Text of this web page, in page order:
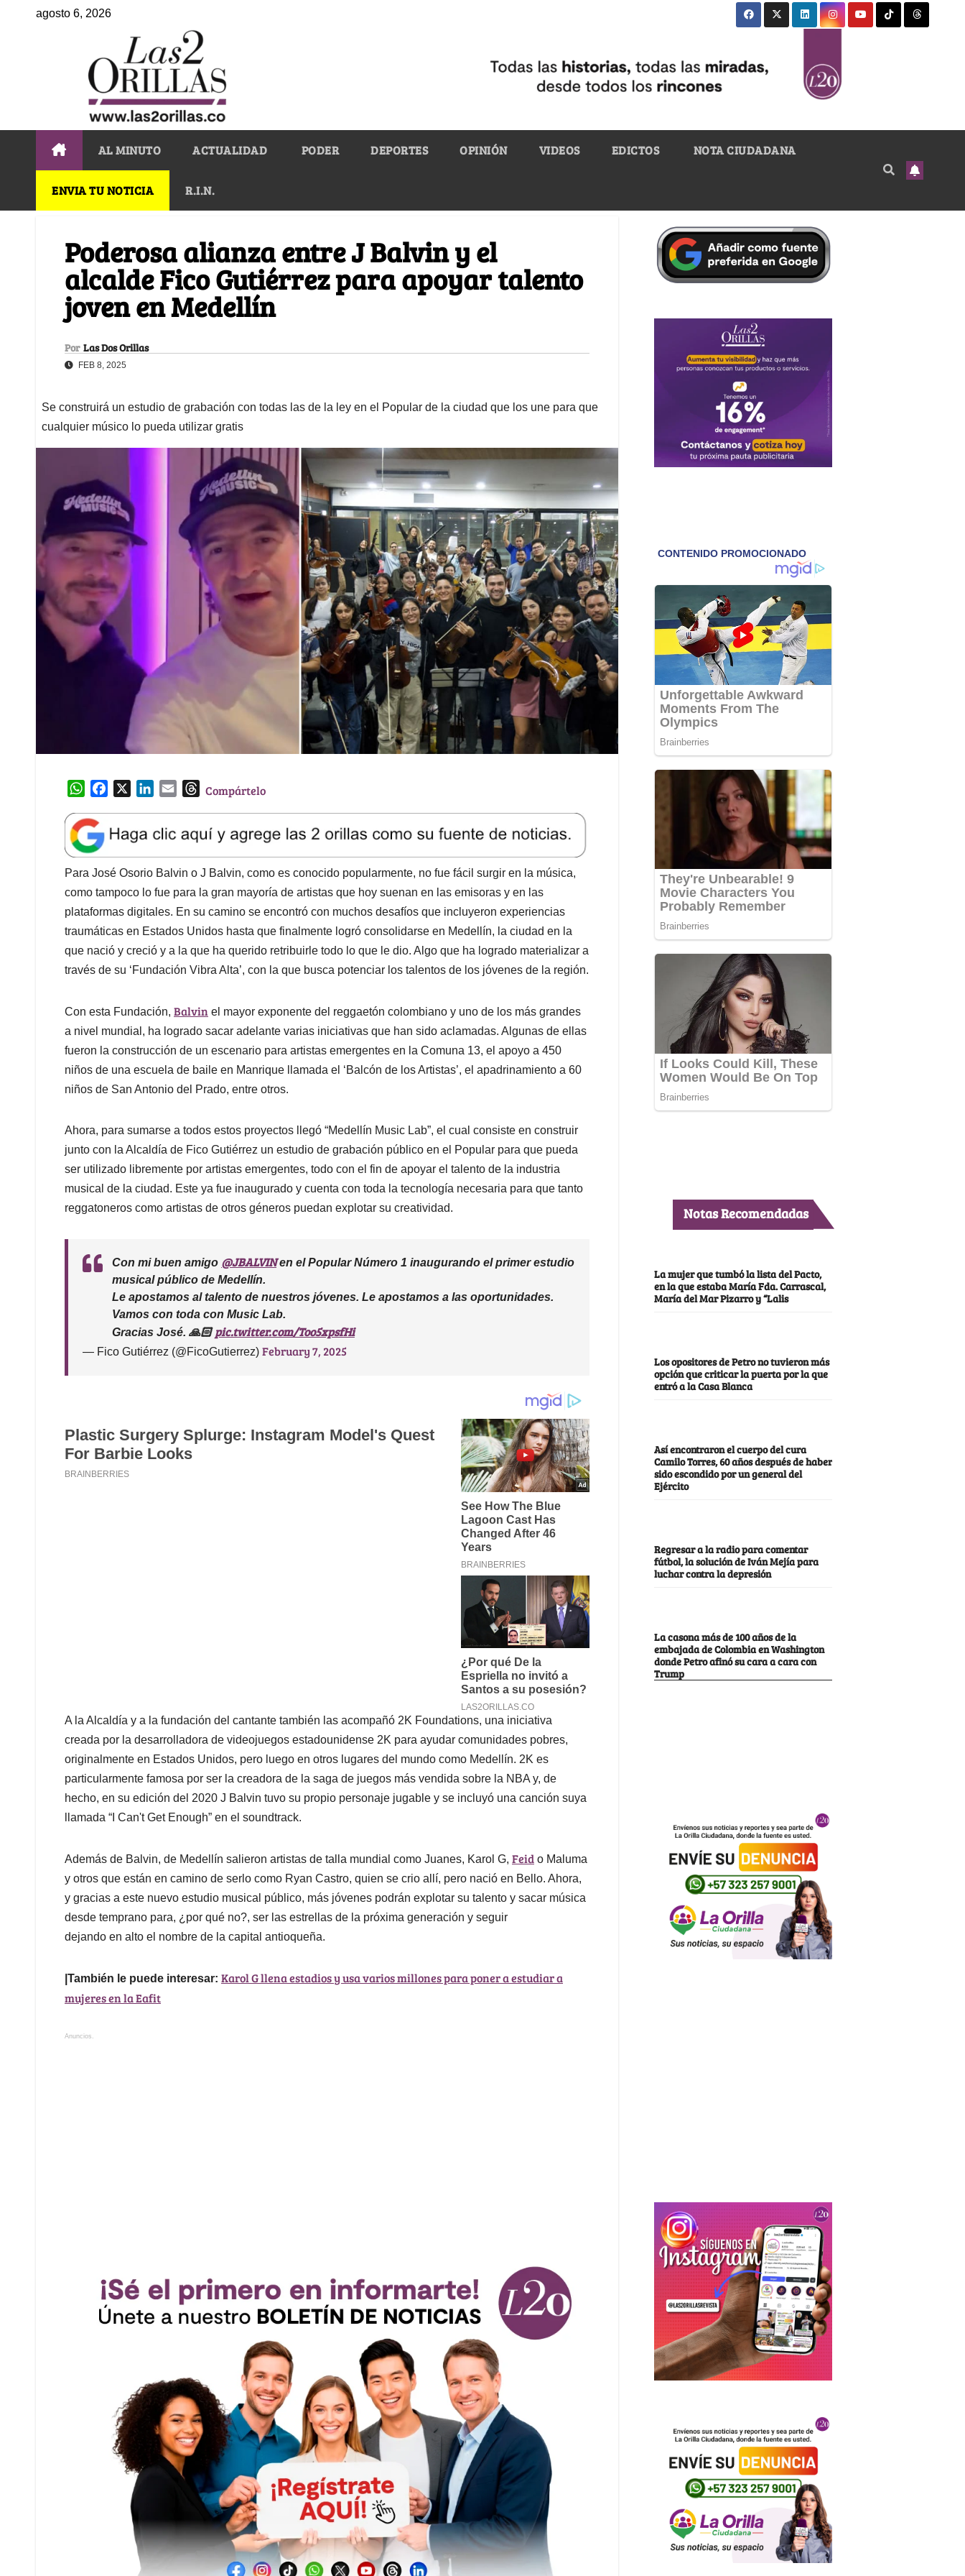
agosto 6, 2026
AL MINUTO ACTUALIDAD PODER DEPORTES OPINIÓN VIDEOS EDICTOS NOTA CIUDADANA
ENVIA TU NOTICIA R.I.N.
Poderosa alianza entre J Balvin y el
alcalde Fico Gutiérrez para apoyar talento
joven en Medellín
Por Las Dos Orillas
FEB 8, 2025
Se construirá un estudio de grabación con todas las de la ley en el Popular de la ciudad que los une para que
cualquier músico lo pueda utilizar gratis
W
a
t
s
A
p
p
e
b
o
o
k
k
e
d
I
n
l
T
e
a
d
s
Compártelo
Para José Osorio Balvin o J Balvin, como es conocido popularmente, no fue fácil surgir en la música,
como tampoco lo fue para la gran mayoría de artistas que hoy suenan en las emisoras y en las
plataformas digitales. En su camino se encontró con muchos desafíos que incluyeron experiencias
traumáticas en Estados Unidos hasta que finalmente logró consolidarse en Medellín, la ciudad en la
que nació y creció y a la que ha querido retribuirle todo lo que le dio. Algo que ha logrado materializar a
través de su ‘Fundación Vibra Alta’, con la que busca potenciar los talentos de los jóvenes de la región.
Con esta Fundación, Balvin el mayor exponente del reggaetón colombiano y uno de los más grandes
a nivel mundial, ha logrado sacar adelante varias iniciativas que han sido aclamadas. Algunas de ellas
fueron la construcción de un escenario para artistas emergentes en la Comuna 13, el apoyo a 450
niños de una escuela de baile en Manrique llamada el ‘Balcón de los Artistas’, el apadrinamiento a 60
niños de San Antonio del Prado, entre otros.
Ahora, para sumarse a todos estos proyectos llegó “Medellín Music Lab”, el cual consiste en construir
junto con la Alcaldía de Fico Gutiérrez un estudio de grabación público en el Popular para que pueda
ser utilizado libremente por artistas emergentes, todo con el fin de apoyar el talento de la industria
musical de la ciudad. Este ya fue inaugurado y cuenta con toda la tecnología necesaria para que tanto
reggatoneros como artistas de otros géneros puedan explotar su creatividad.
Con mi buen amigo @JBALVINen el Popular Número 1 inaugurando el primer estudio
musical público de Medellín.
Le apostamos al talento de nuestros jóvenes. Le apostamos a las oportunidades.
Vamos con toda con Music Lab.
Gracias José. 🙏🏻pic.twitter.com/Too5xpsfHi
— Fico Gutiérrez (@FicoGutierrez) February 7, 2025
A la Alcaldía y a la fundación del cantante también las acompañó 2K Foundations, una iniciativa
creada por la desarrolladora de videojuegos estadounidense 2K para ayudar comunidades pobres,
originalmente en Estados Unidos, pero luego en otros lugares del mundo como Medellín. 2K es
particularmente famosa por ser la creadora de la saga de juegos más vendida sobre la NBA y, de
hecho, en su edición del 2020 J Balvin tuvo su propio personaje jugable y se incluyó una canción suya
llamada “I Can't Get Enough” en el soundtrack.
Además de Balvin, de Medellín salieron artistas de talla mundial como Juanes, Karol G, Feid o Maluma
y otros que están en camino de serlo como Ryan Castro, quien se crio allí, pero nació en Bello. Ahora,
y gracias a este nuevo estudio musical público, más jóvenes podrán explotar su talento y sacar música
desde temprano para, ¿por qué no?, ser las estrellas de la próxima generación y seguir
dejando en alto el nombre de la capital antioqueña.
|También le puede interesar: Karol G llena estadios y usa varios millones para poner a estudiar a
mujeres en la Eafit
Anuncios.
Notas Recomendadas
La mujer que tumbó la lista del Pacto,
en la que estaba María Fda. Carrascal,
María del Mar Pizarro y “Lalis
Los opositores de Petro no tuvieron más
opción que criticar la puerta por la que
entró a la Casa Blanca
Así encontraron el cuerpo del cura
Camilo Torres, 60 años después de haber
sido escondido por un general del
Ejército
Regresar a la radio para comentar
fútbol, la solución de Iván Mejía para
luchar contra la depresión
La casona más de 100 años de la
embajada de Colombia en Washington
donde Petro afinó su cara a cara con
Trump